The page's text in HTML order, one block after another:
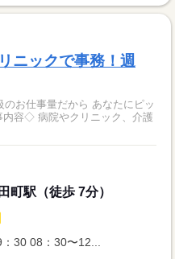
ニックで事務！週
のお仕事量だから あなたにピッ
町駅（徒歩 7分）
30 08：30〜12...